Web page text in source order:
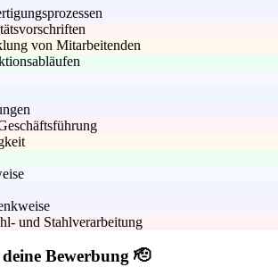
von Mitarbeitenden
und Stahlverarbeitung
Bewerbung 🫡